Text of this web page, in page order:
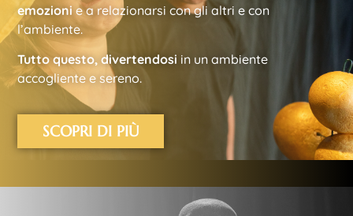
emozionie a relazionarsi con gli altri e con
l’ambiente.
Tutto questo, divertendosi in un ambiente
accogliente e sereno.
SCOPRI DI PIÙ